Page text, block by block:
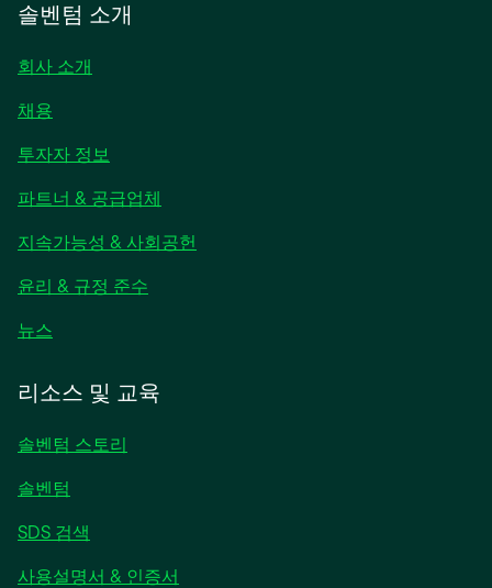
솔벤텀 소개
회사 소개
채용
투자자 정보
에
서
림
파트너 & 공급업체
지속가능성 & 사회공헌
윤리 & 규정 준수
뉴스
에
서
열
림
리소스 및 교육
솔벤텀 스토리
솔벤텀
SDS 검색
사용설명서 & 인증서